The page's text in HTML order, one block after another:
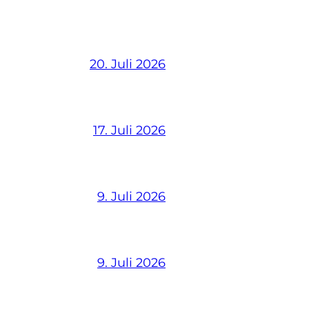
20. Juli 2026
17. Juli 2026
9. Juli 2026
9. Juli 2026